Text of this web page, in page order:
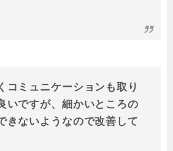
コミュニケーションも取り
いですが、細かいところの
きないようなので改善して